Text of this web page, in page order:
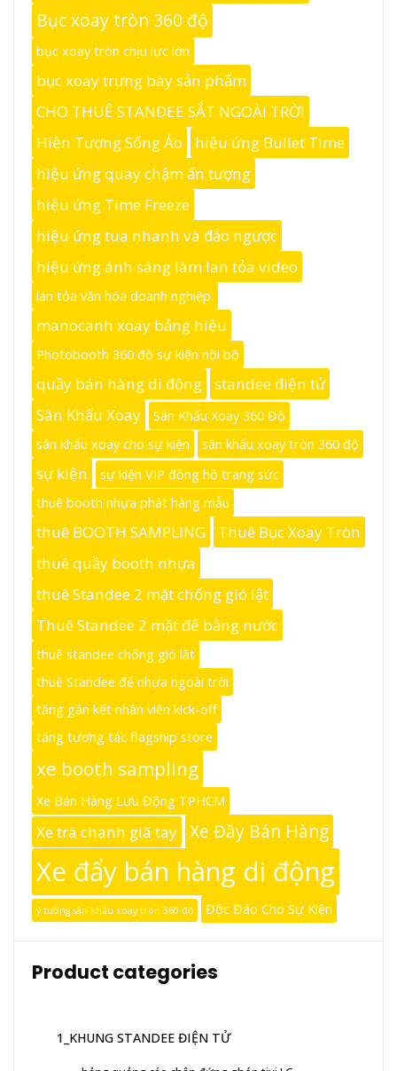
Bục xoay tròn 360 độ
bục xoay tròn chịu lực lớn
bục xoay trưng bày sản phẩm
CHO THUÊ STANDEE SẮT NGOÀI TRỜI
Hiện Tượng Sống Ảo
hiệu ứng Bullet Time
hiệu ứng quay chậm ấn tượng
hiệu ứng Time Freeze
hiệu ứng tua nhanh và đảo ngược
hiệu ứng ánh sáng làm lan tỏa video
lan tỏa văn hóa doanh nghiệp.
manocanh xoay bảng hiệu
Photobooth 360 độ sự kiện nội bộ
quầy bán hàng di động
standee điện tử
Sân Khấu Xoay
Sân Khấu Xoay 360 Độ
sân khấu xoay cho sự kiện
sân khấu xoay tròn 360 độ
sự kiện
sự kiện VIP đồng hồ trang sức
thuê booth nhựa phát hàng mẫu
thuê BOOTH SAMPLING
Thuê Bục Xoay Tròn
thuê quầy booth nhựa
thuê Standee 2 mặt chống gió lật
Thuê Standee 2 mặt đế bằng nước
thuê standee chống gió lật
thuê Standee đế nhựa ngoài trời
tăng gắn kết nhân viên kick-off
tăng tương tác flagship store
xe booth sampling
Xe Bán Hàng Lưu Động TPHCM
Xe trà chanh giã tay Xe Đầy Bán Hàng
Xe đẩy bán hàng di động
ý tưởng sân khấu xoay tròn 360 độ Độc Đáo Cho Sự Kiện
Product categories
1_KHUNG STANDEE ĐIỆN TỬ